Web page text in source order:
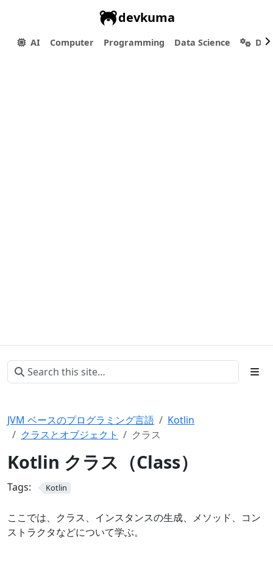
devkuma
AI Computer Programming Data Science
JVM ベースのプログラミング言語
Kotlin
クラスとオブジェクト
クラス
Kotlin クラス（Class）
Tags: Kotlin
ここでは、クラス、インスタンスの生成、メソッド、コン
ストラクタなどについて学ぶ。